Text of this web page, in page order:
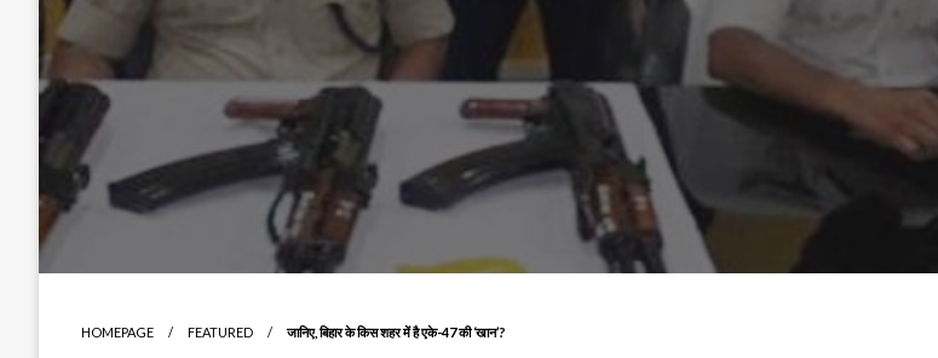
HOMEPAGE FEATURED जानिए, बिहार के किस शहर में है एके-47 की ‘खान’?